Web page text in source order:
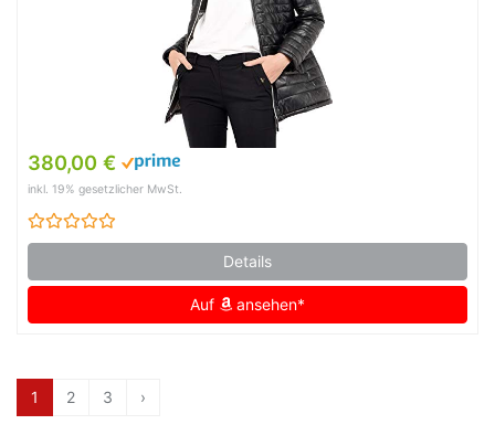
380,00 €
inkl. 19% gesetzlicher MwSt.
Details
Auf ansehen*
1 2 3 ›